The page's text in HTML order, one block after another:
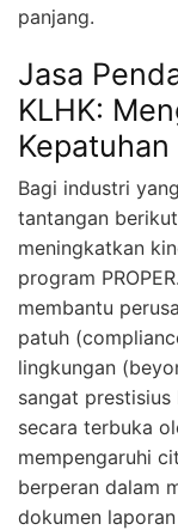
panjang.
Jasa
KLHK:
Bagi industri
tantangan
meningkatkan
program
membantu
patuh
lingkungan
sangat prestisius
secara terbuka
mempengaruhi
berperan dalam
dokumen